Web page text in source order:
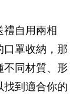
自用兩相
口罩收納，那
不同材質、形
找到適合你的